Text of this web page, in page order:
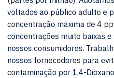
voltados ao público adulto e
concentração máxima de 4
concentrações muito baixas
nossos consumidores.
nossos fornecedores para
contaminação por 1,4-